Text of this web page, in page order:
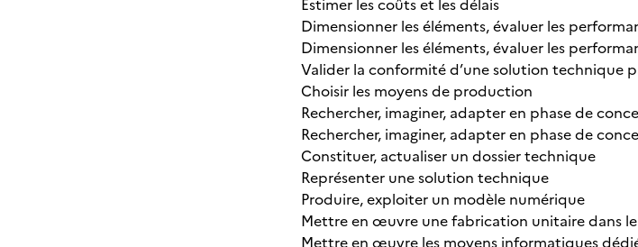
Estimer les coûts et les délais
Dimensionner les éléments, évaluer les
Dimensionner les éléments, évaluer les
Valider la conformité d’une solution technique
Choisir les moyens de production
Rechercher, imaginer, adapter en phase de
Rechercher, imaginer, adapter en phase de
Constituer, actualiser un dossier technique
Représenter une solution technique
Produire, exploiter un modèle numérique
Mettre en œuvre une fabrication unitaire dans
Mettre en œuvre les moyens informatiques